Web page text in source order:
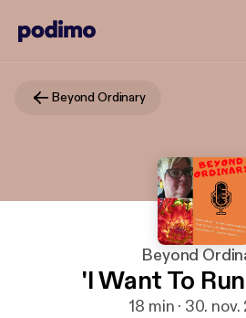
Beyond Ordinary
Beyond
'I Want To
18 min · 30.